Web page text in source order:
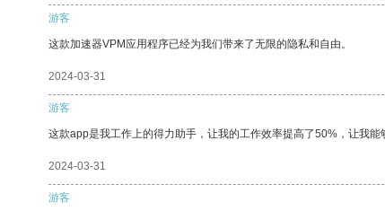
游客
这款加速器VPM应用程序已经为我们带来了无限的隐私和自由。
2024-03-31
游客
这款app是我工作上的得力助手，让我的工作效率提高了50%，让我能
2024-03-31
游客